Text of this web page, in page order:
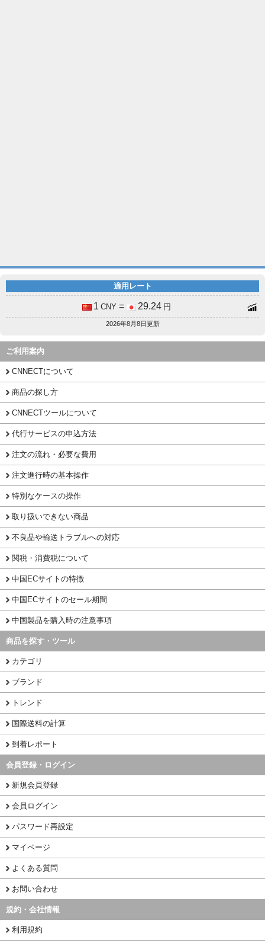
適用レート
1 CNY = 29.24 円
2026年8月8日更新
ご利用案内
CNNECTについて
商品の探し方
CNNECTツールについて
代行サービスの申込方法
注文の流れ・必要な費用
注文進行時の基本操作
特別なケースの操作
取り扱いできない商品
不良品や輸送トラブルへの対応
関税・消費税について
中国ECサイトの特徴
中国ECサイトのセール期間
中国製品を購入時の注意事項
商品を探す・ツール
カテゴリ
ブランド
トレンド
国際送料の計算
到着レポート
会員登録・ログイン
新規会員登録
会員ログイン
パスワード再設定
マイページ
よくある質問
お問い合わせ
規約・会社情報
利用規約